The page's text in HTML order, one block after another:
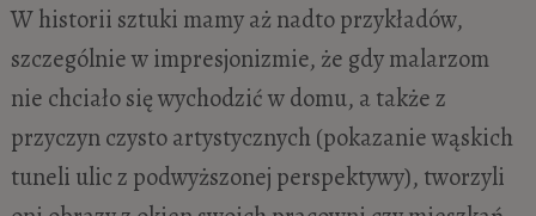
W historii sztuki mamy aż nadto przykładów,
szczególnie w impresjonizmie, że gdy malarzom
nie chciało się wychodzić w domu, a także z
przyczyn czysto artystycznych (pokazanie wąskich
tuneli ulic z podwyższonej perspektywy), tworzyli